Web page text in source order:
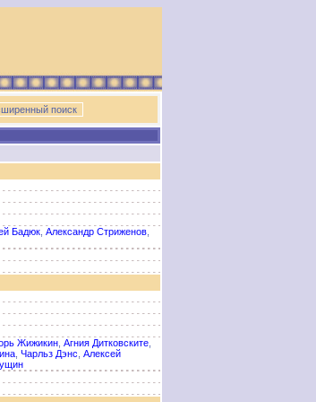
Бадюк Александр Стриженов
Жижикин Агния Дитковските
Чарльз Дэнс Алексей